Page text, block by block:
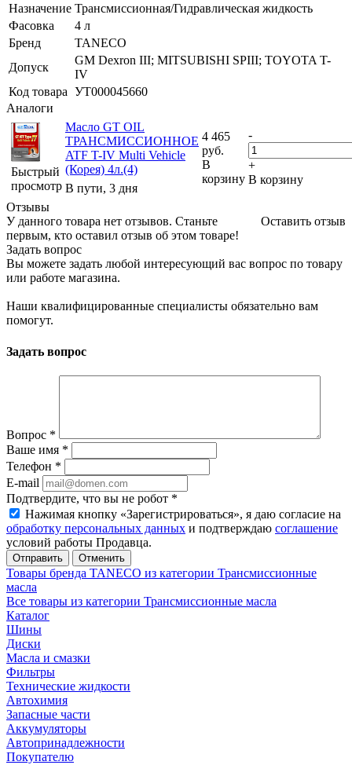
Назначение Трансмиссионная/Гидравлическая жидкость
Фасовка
4 л
Бренд
TANECO
Допуск
GM Dexron III; MITSUBISHI SPIII; TOYOTA T-
IV
Код товара УТ000045660
Аналоги
Быстрый
просмотр
Масло GT OIL
ТРАНСМИССИОННОЕ
ATF T-IV Multi Vehicle
(Корея) 4л.(4)
В пути, 3 дня
4 465
руб.
В
корзину
-
+
В корзину
Отзывы
Оставить отзыв
У данного товара нет отзывов. Станьте
первым, кто оставил отзыв об этом товаре!
Задать вопрос
Вы можете задать любой интересующий вас вопрос по товару
или работе магазина.
Наши квалифицированные специалисты обязательно вам
помогут.
Задать вопрос
Вопрос *
Ваше имя *
Телефон *
E-mail
Подтвердите, что вы не робот *
Нажимая кнопку «Зарегистрироваться», я даю согласие на
обработку персональных данных и подтверждаю соглашение
условий работы Продавца.
Отменить
Товары бренда TANECO из категории Трансмиссионные
масла
Все товары из категории Трансмиссионные масла
Каталог
Шины
Диски
Масла и смазки
Фильтры
Технические жидкости
Автохимия
Запасные части
Аккумуляторы
Автопринадлежности
Покупателю